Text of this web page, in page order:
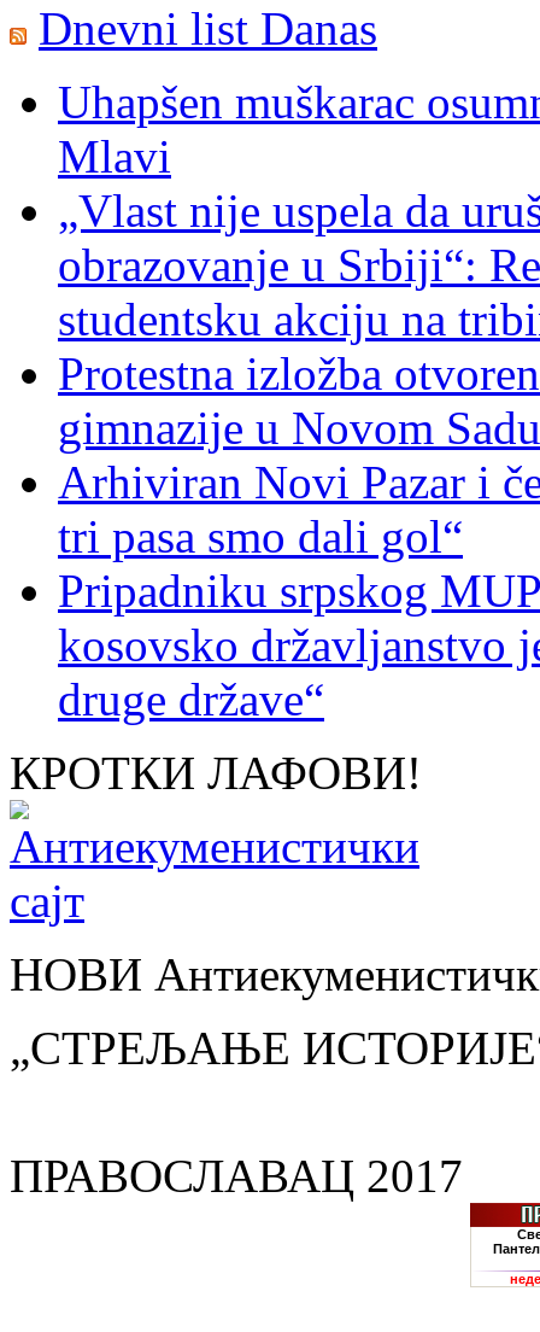
Dnevni list Danas
Uhapšen muškarac
Mlavi
„Vlast nije uspela da
obrazovanje u Srbiji“:
studentsku akciju na
Protestna izložba
gimnazije u Novom Sadu
Arhiviran Novi Pazar i
tri pasa smo dali gol“
Pripadniku srpskog
kosovsko državljanstvo
druge države“
КРОТКИ ЛАФОВИ!
НОВИ
„СТРЕЉАЊЕ
ПРАВОСЛАВАЦ 2017